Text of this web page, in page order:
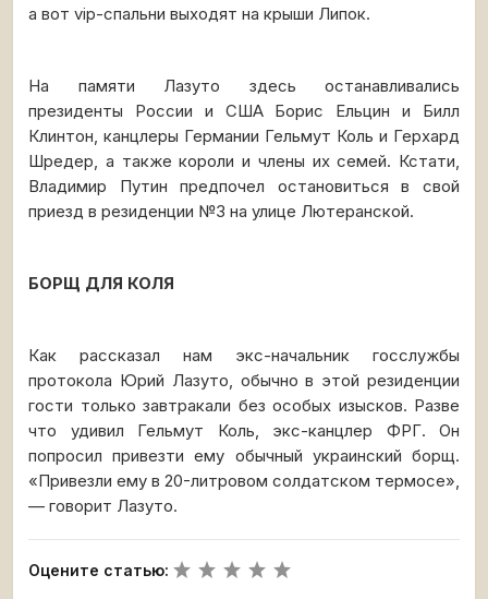
а вот vip-спальни выходят на крыши Липок.
На памяти Лазуто здесь останавливались
президенты России и США Борис Ельцин и Билл
Клинтон, канцлеры Германии Гельмут Коль и Герхард
Шредер, а также короли и члены их семей. Кстати,
Владимир Путин предпочел остановиться в свой
приезд в резиденции №3 на улице Лютеранской.
БОРЩ ДЛЯ КОЛЯ
Как рассказал нам экс-начальник госслужбы
протокола Юрий Лазуто, обычно в этой резиденции
гости только завтракали без особых изысков. Разве
что удивил Гельмут Коль, экс-канцлер ФРГ. Он
попросил привезти ему обычный украинский борщ.
«Привезли ему в 20-литровом солдатском термосе»,
— говорит Лазуто.
Оцените статью: